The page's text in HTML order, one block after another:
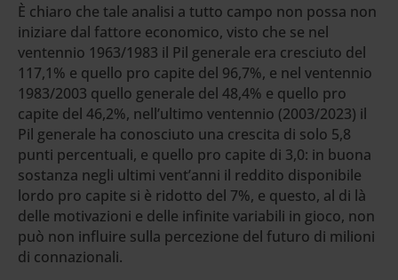
È chiaro che tale analisi a tutto campo non possa non
iniziare dal fattore economico, visto che se nel
ventennio 1963/1983 il Pil generale era cresciuto del
117,1% e quello pro capite del 96,7%, e nel ventennio
1983/2003 quello generale del 48,4% e quello pro
capite del 46,2%, nell’ultimo ventennio (2003/2023) il
Pil generale ha conosciuto una crescita di solo 5,8
punti percentuali, e quello pro capite di 3,0: in buona
sostanza negli ultimi vent’anni il reddito disponibile
lordo pro capite si è ridotto del 7%, e questo, al di là
delle motivazioni e delle infinite variabili in gioco, non
può non influire sulla percezione del futuro di milioni
di connazionali.